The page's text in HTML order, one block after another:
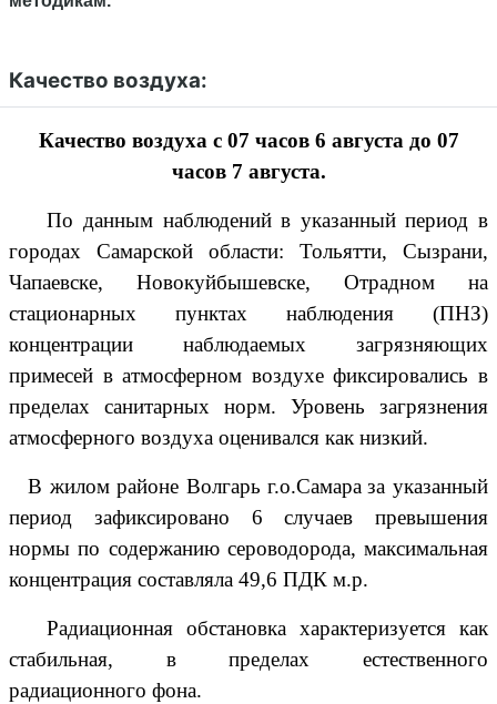
Качество воздуха:
Качество воздуха с 07 часов 6 августа до 07
часов 7 августа.
По данным наблюдений в указанный период в
городах Самарской области: Тольятти, Сызрани,
Чапаевске, Новокуйбышевске, Отрадном на
стационарных пунктах наблюдения (ПНЗ)
концентрации наблюдаемых загрязняющих
примесей в атмосферном воздухе фиксировались в
пределах санитарных норм. Уровень загрязнения
атмосферного воздуха оценивался как низкий.
В жиломрайонеВолгарь г.о.Самара за указанный
период зафиксировано 6 случаев превышения
нормы по содержанию сероводорода, максимальная
концентрация составляла 49,6 ПДК м.р.
Радиационная обстановка характеризуется как
стабильная, в пределах естественного
радиационного фона.